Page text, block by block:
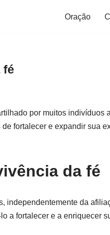
Oração
fé
por muitos indivíduos
fortalecer e expandir sua
da fé
independentemente da
a fortalecer e a enriquecer